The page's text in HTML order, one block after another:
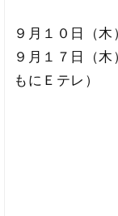
９月１０日（
９月１７日（
もにＥテレ）